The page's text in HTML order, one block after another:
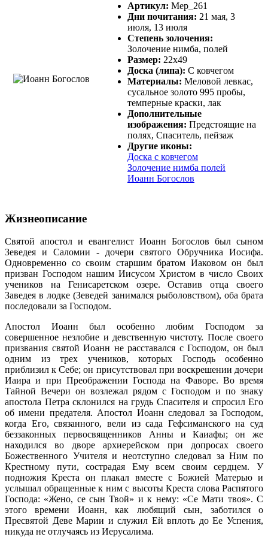
Артикул: Мер_261
Дни почитания: 21 мая, 3
июля, 13 июля
Степень золочения:
Золочение нимба, полей
Размер: 22х49
Доска (липа): С ковчегом
Материалы: Меловой левкас,
сусальное золото 995 пробы,
темперные краски, лак
Дополнительные
изображения: Предстоящие на
полях, Спаситель, пейзаж
Другие иконы:
Доска с ковчегом
Золочение нимба полей
Иоанн Богослов
Жизнеописание
Святой апостол и евангелист Иоанн Богослов был сыном
Зеведея и Саломии - дочери святого Обручника Иосифа.
Одновременно со своим старшим братом Иаковом он был
призван Господом нашим Иисусом Христом в число Своих
учеников на Генисаретском озере. Оставив отца своего
Заведея в лодке (Зеведей занимался рыболовством), оба брата
последовали за Господом.
Апостол Иоанн был особенно любим Господом за
совершенное незлобие и девственную чистоту. После своего
призвания святой Иоанн не расставался с Господом, он был
одним из трех учеников, которых Господь особенно
приблизил к Себе; он присутствовал при воскрешении дочери
Иаира и при Преображении Господа на Фаворе. Во время
Тайной Вечери он возлежал рядом с Господом и по знаку
апостола Петра склонился на грудь Спасителя и спросил Его
об имени предателя. Апостол Иоанн следовал за Господом,
когда Его, связанного, вели из сада Гефсиманского на суд
беззаконных первосвященников Анны и Каиафы; он же
находился во дворе архиерейском при допросах своего
Божественного Учителя и неотступно следовал за Ним по
Крестному пути, сострадая Ему всем своим сердцем. У
подножия Креста он плакал вместе с Божией Матерью и
услышал обращенные к ним с высоты Креста слова Распятого
Господа: «Жено, се сын Твой» и к нему: «Се Мати твоя». С
этого времени Иоанн, как любящий сын, заботился о
Пресвятой Деве Марии и служил Ей вплоть до Ее Успения,
никуда не отлучаясь из Иерусалима.